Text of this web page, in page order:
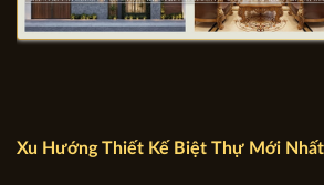
Xu Hướng Thiết Kế Biệt Thự Mới